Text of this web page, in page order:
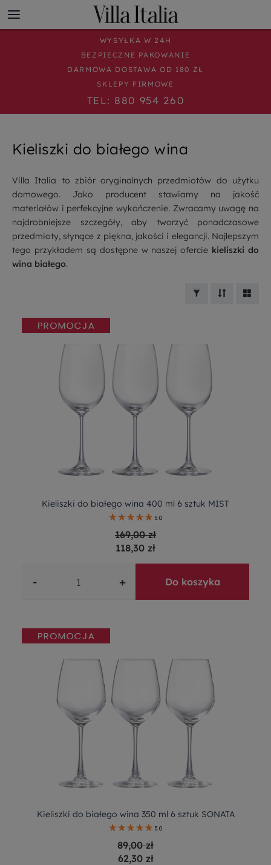
WYSYŁKA W 24H
BEZPIECZNE PAKOWANIE
DARMOWA DOSTAWA OD 180 ZŁ
SKLEPY FIRMOWE
TEL: 880 954 260
Kieliszki do białego wina
Villa Italia to zbiór oryginalnych przedmiotów do użytku
domowego. Jako producent stawiamy na jakość
materiałów i perfekcyjne wykończenie. Zwracamy uwagę na
najdrobniejsze szczegóły, aby tworzyć ponadczasowe
przedmioty, słynące z piękna, jakości i elegancji. Najlepszym
tego przykładem są dostępne w naszej ofercie kieliszki do
wina białego.
Kieliszki do białego wina 400 ml 6 sztuk MIST
5.0
169,00 zł
118,30 zł
- + Do koszyka
Kieliszki do białego wina 350 ml 6 sztuk SONATA
5.0
89,00 zł
62,30 zł